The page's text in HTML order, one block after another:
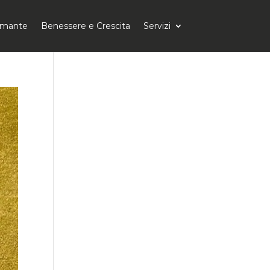
Benessere e Crescita Servizi